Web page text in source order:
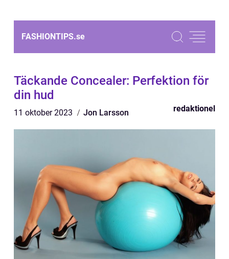
FASHIONTIPS.se
Täckande Concealer: Perfektion för
din hud
11 oktober 2023 Jon Larsson redaktionel